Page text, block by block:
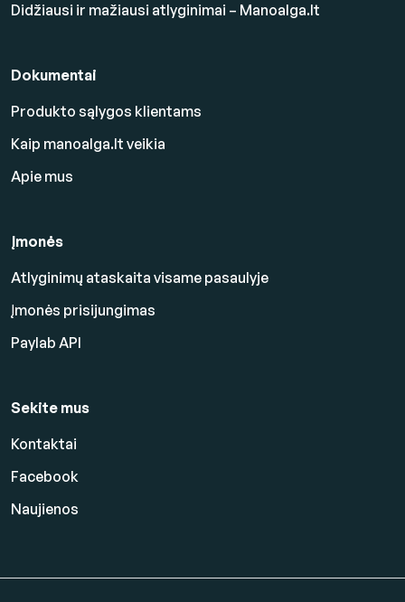
Didžiausi ir mažiausi atlyginimai – Manoalga.lt
Dokumentai
Produkto sąlygos klientams
Kaip manoalga.lt veikia
Apie mus
Įmonės
Atlyginimų ataskaita visame pasaulyje
Įmonės prisijungimas
Paylab API
Sekite mus
Kontaktai
Facebook
Naujienos